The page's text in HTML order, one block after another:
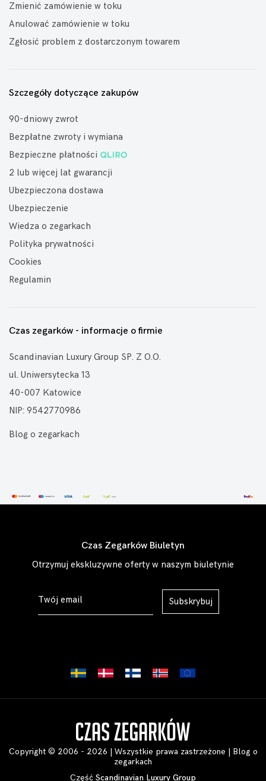
Zmienić zamówienie w toku
Anulować zamówienie w toku
Zgłosić problem z dostarczonym towarem
Szczegóły dotyczące zakupów
90-dniowy zwrot
Bezpłatne zwroty i wymiana
Bezpieczne płatności
2 lub więcej lat gwarancji
Ubezpieczona dostawa
Ubezpieczenie
Wiedza o zegarkach
Polityka prywatności
Cookies
Regulamin
Czas zegarków - informacje o firmie
Scandinavian Luxury Group SP. Z O.O.
ul. Uniwersytecka 13
40-007 Katowice
NIP: 9542770986
Blog o zegarkach
Czas Zegarków Biuletyn
Otrzymuj ekskluzywne oferty w naszym biuletynie
Subskrybuj
Copyright © 2006 - 2026 | Wszystkie prawa zastrzeżone | Blog o
zegarkach
Część Scandinavian Luxury Group